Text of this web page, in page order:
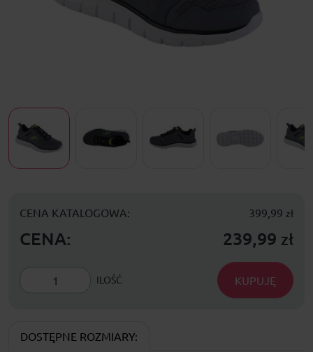
CENA KATALOGOWA: 399,99 zł
CENA: 239,99 zł
ILOŚĆ KUPUJĘ
DOSTĘPNE ROZMIARY: